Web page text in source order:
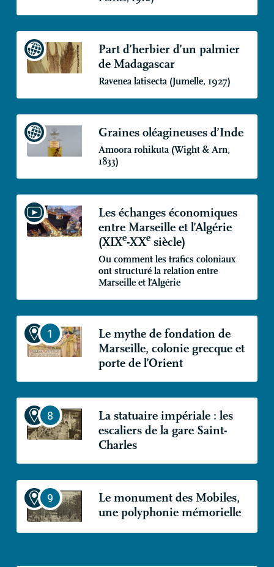
Part d’herbier d’un palmier
de Madagascar
Ravenea latisecta (Jumelle, 1927)
Graines oléagineuses d’Inde
Amoora rohikuta (Wight & Arn,
1833)
Les échanges économiques
entre Marseille et l’Algérie
(XIXe-XXesiècle)
Ou comment les trafics coloniaux
ont structuré la relation entre
Marseille et l’Algérie
Le mythe de fondation de
Marseille, colonie grecque et
porte de l’Orient
La statuaire impériale : les
escaliers de la gare Saint-
Charles
Le monument des Mobiles,
une polyphonie mémorielle